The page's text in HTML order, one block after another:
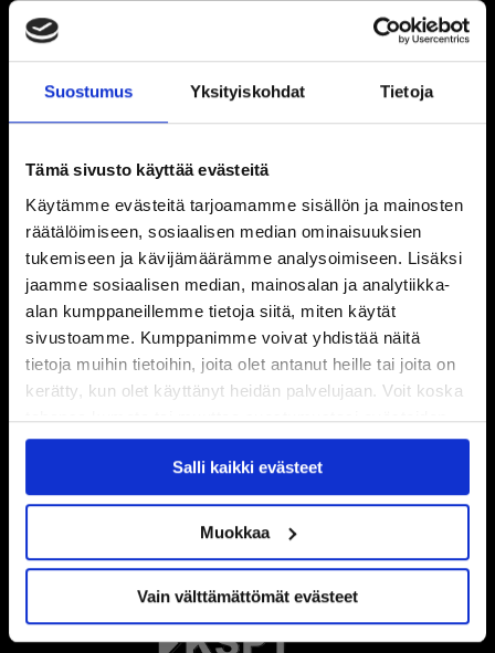
Suostumus Yksityiskohdat Tietoja
Tämä sivusto käyttää evästeitä
Käytämme evästeitä tarjoamamme sisällön ja mainosten
räätälöimiseen, sosiaalisen median ominaisuuksien
tukemiseen ja kävijämäärämme analysoimiseen. Lisäksi
jaamme sosiaalisen median, mainosalan ja analytiikka-
alan kumppaneillemme tietoja siitä, miten käytät
sivustoamme. Kumppanimme voivat yhdistää näitä
tietoja muihin tietoihin, joita olet antanut heille tai joita on
kerätty, kun olet käyttänyt heidän palvelujaan. Voit koska
tahansa kumota tai muuttaa suostumustasi evästeiden
käytöstäEvästeet-sivultamme.
Salli kaikki evästeet
Muokkaa
Vain välttämättömät evästeet